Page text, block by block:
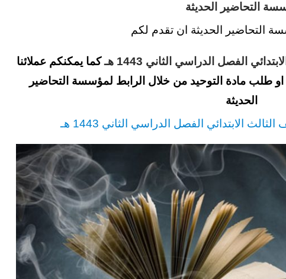
التحاضير الحديثة
التحاضير الحديثة ان تقدم لكم
الفصل الدراسي الثاني 1443 هـ
كما يمكنكم عملائنا
او طلب مادة التوحيد من خلال الرابط لمؤسسة التحاضير
الحديثة
الابتدائي الفصل الدراسي الثاني 1443 هـ